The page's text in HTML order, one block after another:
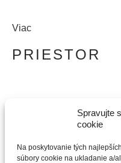
Spravujte
cookie
Na poskytovanie tých
súbory cookie na ukladanie a/
Viac
PRIESTOR